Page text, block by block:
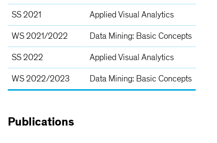
SS 2021
Applied Visual Analytics
WS 2021/2022
Data Mining: Basic Concepts
SS 2022
Applied Visual Analytics
WS 2022/2023
Data Mining: Basic Concepts
Publications